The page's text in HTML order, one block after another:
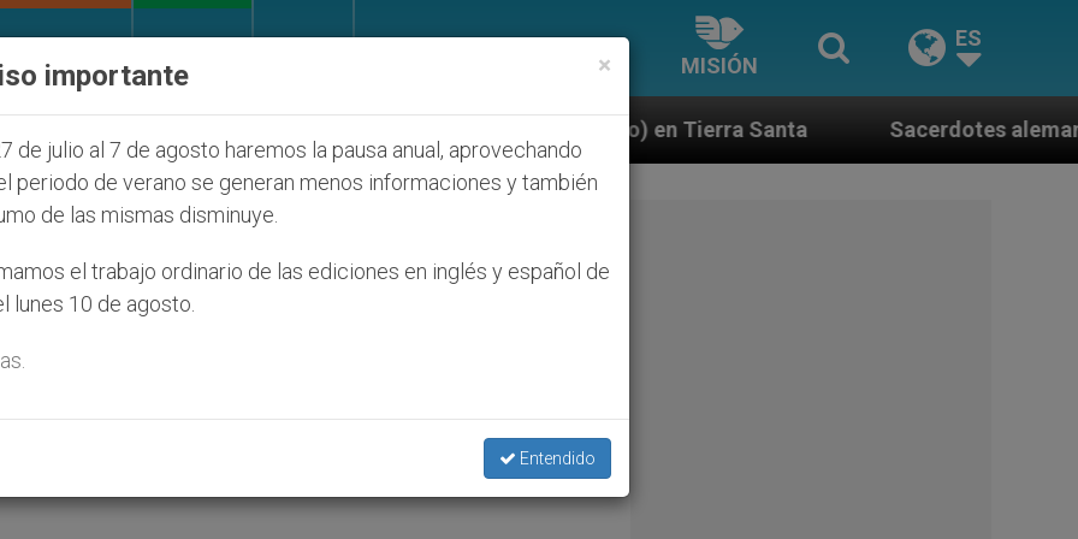
MISIÓN
ES
que afecta a cristianos (y no sólo) en Tierra Santa Sacerdotes alemanes fieles al Papa
episcopado venezolano
×
importante
de julio al 7 de agosto haremos la pausa anual, aprovechando
periodo de verano se generan menos informaciones y también
de las mismas disminuye.
el trabajo ordinario de las ediciones en inglés y español de
lunes 10 de agosto.
Entendido